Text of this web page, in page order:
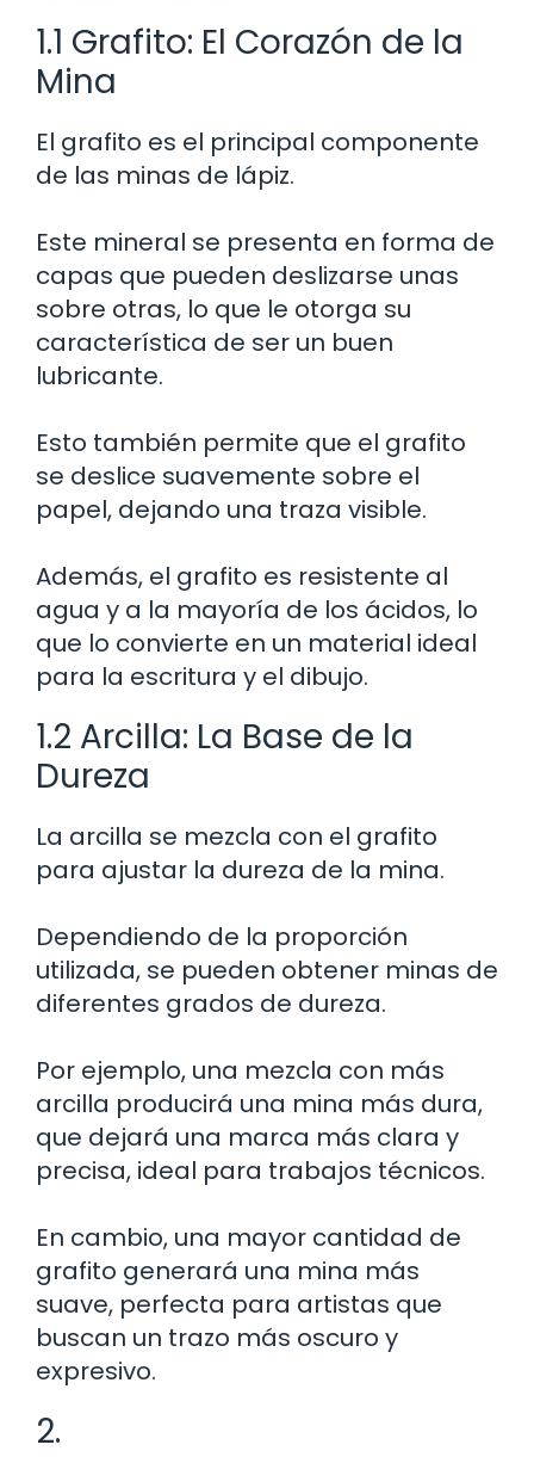
1.1 Grafito: El Corazón de la
Mina
El grafito es el principal componente
de las minas de lápiz.
Este mineral se presenta en forma de
capas que pueden deslizarse unas
sobre otras, lo que le otorga su
característica de ser un buen
lubricante.
Esto también permite que el grafito
se deslice suavemente sobre el
papel, dejando una traza visible.
Además, el grafito es resistente al
agua y a la mayoría de los ácidos, lo
que lo convierte en un material ideal
para la escritura y el dibujo.
1.2 Arcilla: La Base de la
Dureza
La arcilla se mezcla con el grafito
para ajustar la dureza de la mina.
Dependiendo de la proporción
utilizada, se pueden obtener minas de
diferentes grados de dureza.
Por ejemplo, una mezcla con más
arcilla producirá una mina más dura,
que dejará una marca más clara y
precisa, ideal para trabajos técnicos.
En cambio, una mayor cantidad de
grafito generará una mina más
suave, perfecta para artistas que
buscan un trazo más oscuro y
expresivo.
2.